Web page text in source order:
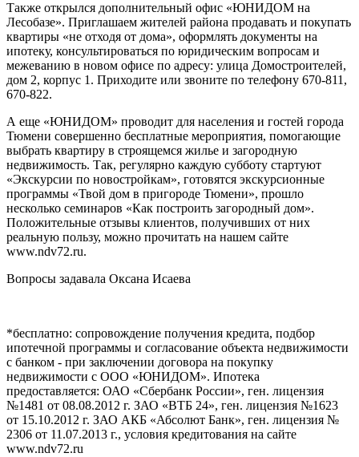
Также открылся дополнительный офис «ЮНИДОМ на
Лесобазе». Приглашаем жителей района продавать и покупать
квартиры «не отходя от дома», оформлять документы на
ипотеку, консультироваться по юридическим вопросам и
межеванию в новом офисе по адресу: улица Домостроителей,
дом 2, корпус 1. Приходите или звоните по телефону 670-811,
670-822.
А еще «ЮНИДОМ» проводит для населения и гостей города
Тюмени совершенно бесплатные мероприятия, помогающие
выбрать квартиру в строящемся жилье и загородную
недвижимость. Так, регулярно каждую субботу стартуют
«Экскурсии по новостройкам», готовятся экскурсионные
программы «Твой дом в пригороде Тюмени», прошло
несколько семинаров «Как построить загородный дом».
Положительные отзывы клиентов, получивших от них
реальную пользу, можно прочитать на нашем сайте
www.ndv72.ru.
Вопросы задавала Оксана Исаева
*бесплатно: сопровождение получения кредита, подбор
ипотечной программы и согласование объекта недвижимости
с банком - при заключении договора на покупку
недвижимости с ООО «ЮНИДОМ». Ипотека
предоставляется: ОАО «Сбербанк России», ген. лицензия
№1481 от 08.08.2012 г. ЗАО «ВТБ 24», ген. лицензия №1623
от 15.10.2012 г. ЗАО АКБ «Абсолют Банк», ген. лицензия №
2306 от 11.07.2013 г., условия кредитования на сайте
www.ndv72.ru